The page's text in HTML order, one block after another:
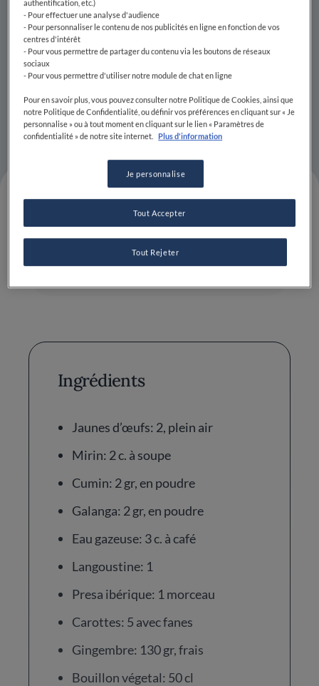
Difficulté
MOYEN
Temps total
1H 5MIN
Ingrédients
Jaunes d’œufs: 2, plein air
Mirin: 2 c. à soupe
Cumin: 2 gr, en poudre
Galanga: 2 gr, en poudre
Eau gazeuse: 3 c. à café
Langoustine: 1
Presa ibérique: 1 morceau
Carottes: 5 avec fanes
Gingembre: 130 gr, frais
Bouillon végetal: 50 cl
authentification, etc.)
- Pour effectuer une analyse d'audience
- Pour personnaliser le contenu de nos publicités en ligne en fonction de vos
centres d'intérêt
- Pour vous permettre de partager du contenu via les boutons de réseaux
sociaux
- Pour vous permettre d'utiliser notre module de chat en ligne
Pour en savoir plus, vous pouvez consulter notre Politique de Cookies, ainsi que
notre Politique de Confidentialité, ou définir vos préférences en cliquant sur « Je
personnalise » ou à tout moment en cliquant sur le lien « Paramètres de
confidentialité » de notre site internet.
Plus d'information
Je personnalise
Tout Rejeter
Tout Accepter